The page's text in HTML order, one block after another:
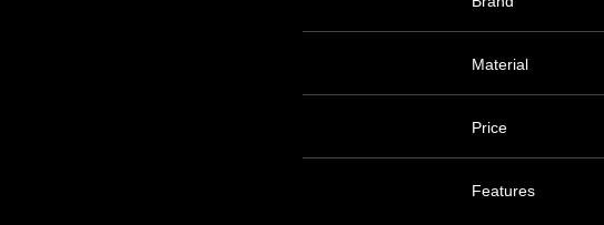
Material
Price
Features